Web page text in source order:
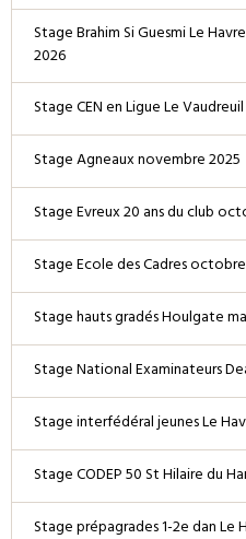
Stage Brahim Si Guesmi Le
2026
Stage CEN en Ligue Le
Stage Agneaux novembre 2025
Stage Evreux 20 ans du club
Stage Ecole des Cadres
Stage hauts gradés Houlgate
Stage National Examinateurs
Stage interfédéral jeunes Le
Stage CODEP 50 St Hilaire du
Stage prépagrades 1-2e dan Le